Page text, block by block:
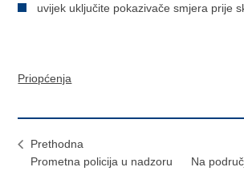
uvijek uključite pokazivače smjera prije
Priopćenja
Prethodna
​Prometna policija u nadzoru
Na